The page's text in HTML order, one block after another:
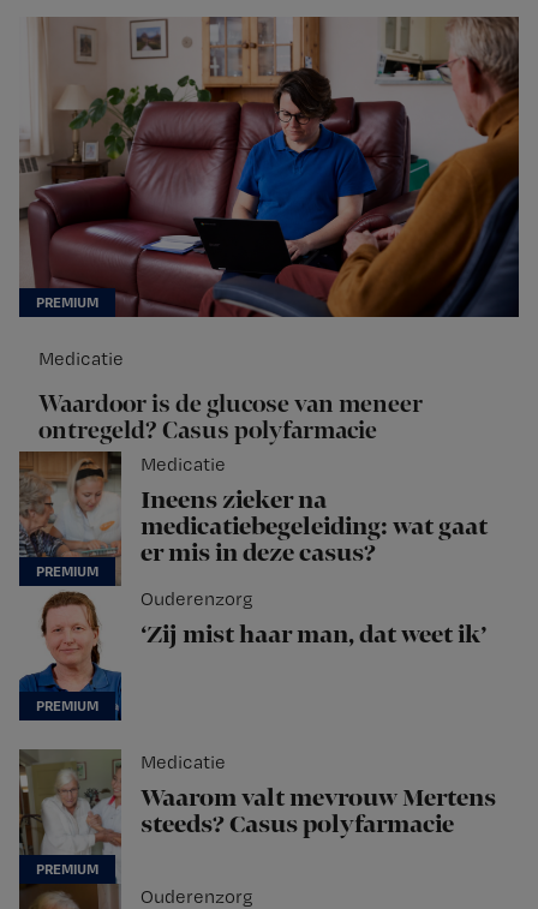
Medicatie
Waardoor is de glucose van meneer
ontregeld? Casus polyfarmacie
Medicatie
Ineens zieker na
medicatiebegeleiding: wat gaat
er mis in deze casus?
Ouderenzorg
‘Zij mist haar man, dat weet ik’
Medicatie
Waarom valt mevrouw Mertens
steeds? Casus polyfarmacie
Ouderenzorg